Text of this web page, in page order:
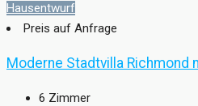
Hausentwurf
Preis auf Anfrage
Moderne Stadtvilla Richmond
6 Zimmer